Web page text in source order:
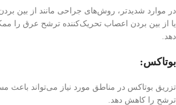
در موارد شدیدتر، روش‌های جراحی مانند از بین
یا از بین بردن اعصاب تحریک‌کننده ترشح عرق را
دهد.
بوتاکس:
تزریق بوتاکس در مناطق مورد نیاز می‌تواند
ترشح را کاهش دهد.